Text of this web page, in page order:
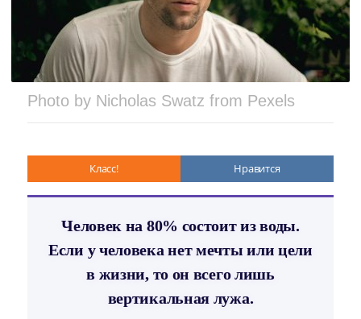
Photo by Nicholas Swatz from Pexels
Класс! Нравится
Человек на 80% состоит из воды.
Если у человека нет мечты или цели
в жизни, то он всего лишь
вертикальная лужа.